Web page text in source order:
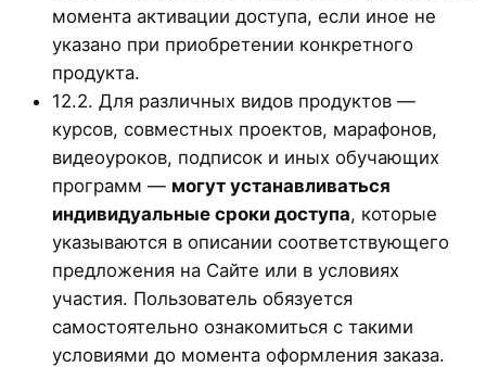
момента активации доступа, если иное не
указано при приобретении конкретного
продукта.
12.2. Для различных видов продуктов —
курсов, совместных проектов, марафонов,
видеоуроков, подписок и иных обучающих
программ — могут устанавливаться
индивидуальные сроки доступа, которые
указываются в описании соответствующего
предложения на Сайте или в условиях
участия. Пользователь обязуется
самостоятельно ознакомиться с такими
условиями до момента оформления заказа.